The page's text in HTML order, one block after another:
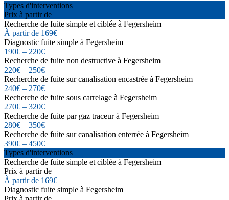
Types d'interventions
Prix à partir de
Recherche de fuite simple et ciblée à Fegersheim
À partir de 169€
Diagnostic fuite simple à Fegersheim
190€ – 220€
Recherche de fuite non destructive à Fegersheim
220€ – 250€
Recherche de fuite sur canalisation encastrée à Fegersheim
240€ – 270€
Recherche de fuite sous carrelage à Fegersheim
270€ – 320€
Recherche de fuite par gaz traceur à Fegersheim
280€ – 350€
Recherche de fuite sur canalisation enterrée à Fegersheim
390€ – 450€
Types d'interventions
Recherche de fuite simple et ciblée à Fegersheim
Prix à partir de
À partir de 169€
Diagnostic fuite simple à Fegersheim